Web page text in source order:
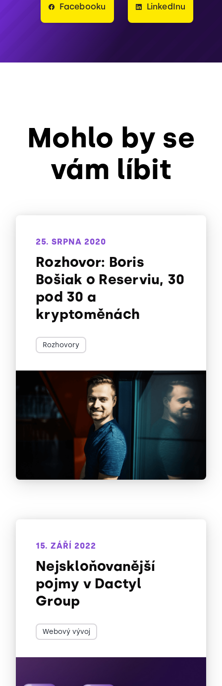
Facebooku LinkedInu
Mohlo by se
vám líbit
25. SRPNA 2020
Rozhovor: Boris
Bošiak o Reserviu, 30
pod 30 a
kryptoměnách
Rozhovory
15. ZÁŘÍ 2022
Nejskloňovanější
pojmy v Dactyl
Group
Webový vývoj